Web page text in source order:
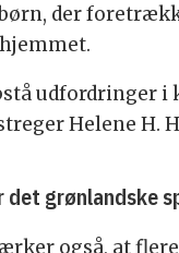
der
udfordringer
Helene H.
det grønlandske
også, at